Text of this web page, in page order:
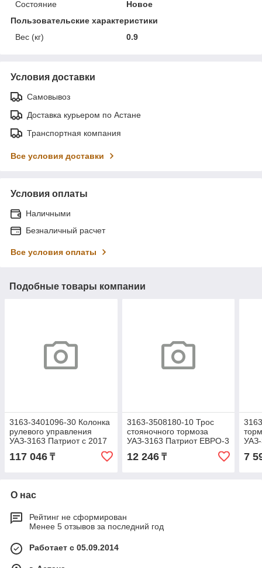
Состояние
Новое
Пользовательские характеристики
Вес (кг)
0.9
Условия доставки
Самовывоз
Доставка курьером по Астане
Транспортная компания
Все условия доставки
Условия оплаты
Наличными
Безналичный расчет
Все условия оплаты
Подобные товары компании
3163-3401096-30 Колонка
рулевого управления
УАЗ-3163 Патриот с 2017
117 046 ₸
3163-3508180-10 Трос
стояночного тормоза
УАЗ-3163 Патриот ЕВРО-3
рестайлинг 2017г. правый
12 246₸ 7
О нас
Рейтинг не сформирован
Менее 5 отзывов за последний год
Работает с 05.09.2014